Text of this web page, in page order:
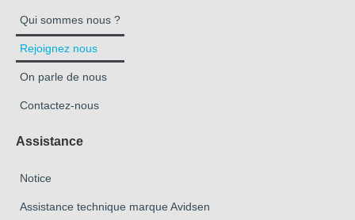
Qui sommes nous ?
Rejoignez nous
On parle de nous
Contactez-nous
Assistance
Notice
Assistance technique marque Avidsen